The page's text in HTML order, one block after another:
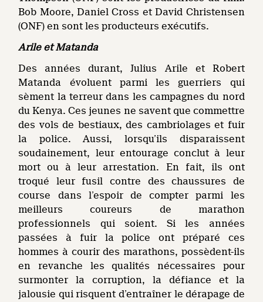
Bob Moore, Daniel Cross et David Christensen
(ONF) en sont les producteurs exécutifs.
Arile et Matanda
Des années durant, Julius Arile et Robert
Matanda évoluent parmi les guerriers qui
sèment la terreur dans les campagnes du nord
du Kenya. Ces jeunes ne savent que commettre
des vols de bestiaux, des cambriolages et fuir
la police. Aussi, lorsqu’ils disparaissent
soudainement, leur entourage conclut à leur
mort ou à leur arrestation. En fait, ils ont
troqué leur fusil contre des chaussures de
course dans l’espoir de compter parmi les
meilleurs coureurs de marathon
professionnels qui soient. Si les années
passées à fuir la police ont préparé ces
hommes à courir des marathons, possèdent-ils
en revanche les qualités nécessaires pour
surmonter la corruption, la défiance et la
jalousie qui risquent d’entraîner le dérapage de